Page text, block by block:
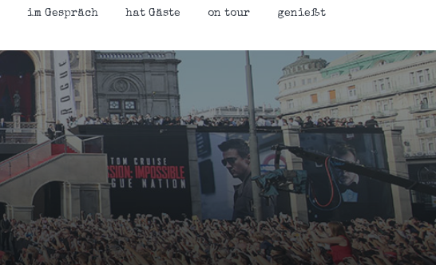
im Gespräch
hat Gäste on tour genießt